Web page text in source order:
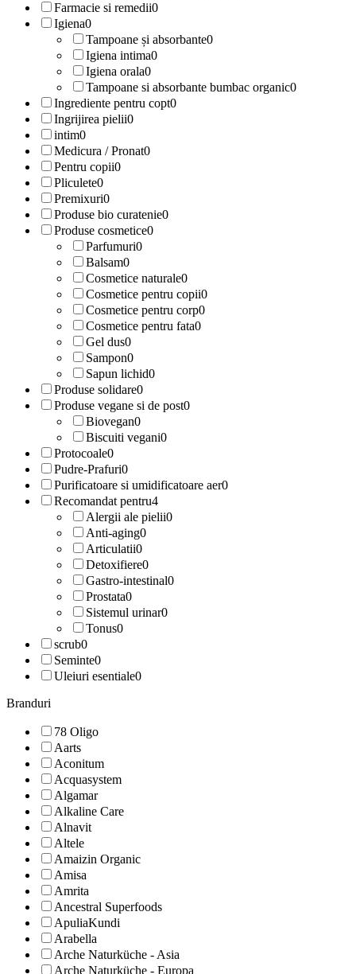
Farmacie si remedii0
Igiena0
Tampoane și absorbante0
Igiena intima0
Igiena orala0
Tampoane si absorbante bumbac organic0
Ingrediente pentru copt0
Ingrijirea pielii0
intim0
Medicura / Pronat0
Pentru copii0
Pliculete0
Premixuri0
Produse bio curatenie0
Produse cosmetice0
Parfumuri0
Balsam0
Cosmetice naturale0
Cosmetice pentru copii0
Cosmetice pentru corp0
Cosmetice pentru fata0
Gel dus0
Sampon0
Sapun lichid0
Produse solidare0
Produse vegane si de post0
Biovegan0
Biscuiti vegani0
Protocoale0
Pudre-Prafuri0
Purificatoare si umidificatoare aer0
Recomandat pentru4
Alergii ale pielii0
Anti-aging0
Articulatii0
Detoxifiere0
Gastro-intestinal0
Prostata0
Sistemul urinar0
Tonus0
scrub0
Seminte0
Uleiuri esentiale0
Branduri
78 Oligo
Aarts
Aconitum
Acquasystem
Algamar
Alkaline Care
Alnavit
Altele
Amaizin Organic
Amisa
Amrita
Ancestral Superfoods
ApuliaKundi
Arabella
Arche Naturküche - Asia
Arche Naturküche - Europa